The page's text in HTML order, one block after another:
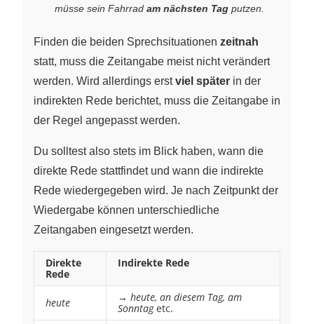
müsse sein Fahrrad am nächsten Tag putzen.
Finden die beiden Sprechsituationen zeitnah
statt, muss die Zeitangabe meist nicht verändert
werden. Wird allerdings erstviel später in der
indirekten Rede berichtet, muss die Zeitangabe in
der Regel angepasst werden.
Du solltest also stets im Blick haben, wann die
direkte Rede stattfindet und wann die indirekte
Rede wiedergegeben wird. Je nach Zeitpunkt der
Wiedergabe können unterschiedliche
Zeitangaben eingesetzt werden.
Direkte
Rede
Indirekte Rede
heute → heute, an diesem Tag, am
Sonntagetc.